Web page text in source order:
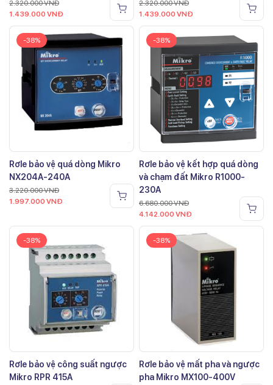
2.320.000VNĐ
1.439.000 VNĐ
2.320.000VNĐ
1.439.000 VNĐ
-38%
Rơle bảo vệ quá dòng Mikro
NX204A-240A
3.220.000VNĐ
1.997.000 VNĐ
-38%
Rơle bảo vệ kết hợp quá dòng
và chạm đất Mikro R1000-
230A
6.680.000VNĐ
4.142.000 VNĐ
-38%
Rơle bảo vệ công suất ngược
Mikro RPR 415A
-38%
Rơle bảo vệ mất pha và ngược
pha Mikro MX100-400V